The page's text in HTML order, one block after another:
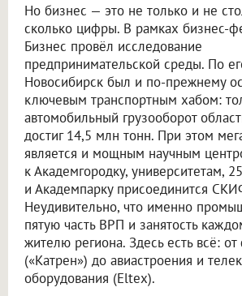
Но бизнес — это не только и не
сколько цифры. В рамках бизнес-
Бизнес провёл исследование
предпринимательской среды. По
Новосибирск был и по-прежнему
ключевым транспортным хабом:
автомобильный грузооборот
достиг 14,5 млн тонн. При этом
является и мощным научным
к Академгородку, университетам,
и Академпарку присоединится
Неудивительно, что именно
пятую часть ВРП и занятость
жителю региона. Здесь есть всё:
(«Катрен») до авиастроения и
оборудования (Eltex).